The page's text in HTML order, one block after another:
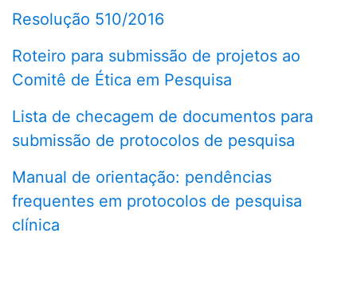
Resolução 510/2016
Roteiro para submissão de projetos ao
Comitê de Ética em Pesquisa
Lista de checagem de documentos para
submissão de protocolos de pesquisa
Manual de orientação: pendências
frequentes em protocolos de pesquisa
clínica